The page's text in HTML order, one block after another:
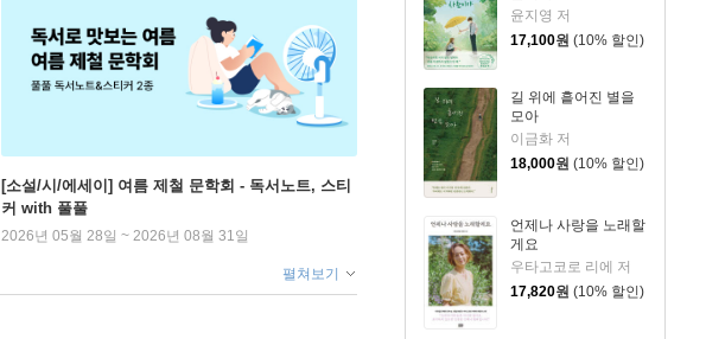
윤지영 저
17,100원 (10% 할인)
길 위에 흩어진 별을
모아
이금화 저
18,000원 (10% 할인)
언제나 사랑을 노래할
게요
우타고코로 리에 저
17,820원 (10% 할인)
[소설/시/에세이] 여름 제철 문학회 - 독서노트, 스티
커 with 풀풀
2026년 05월 28일 ~ 2026년 08월 31일
펼쳐보기